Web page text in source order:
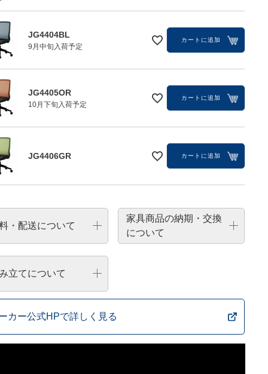
JG4404BL
9月中旬入荷予定
カートに追加
JG4405OR
10月下旬入荷予定
カートに追加
JG4406GR カートに追加
・配送について
家具商品の納期・交換
について
立てについて
カー公式HPで詳しく見る